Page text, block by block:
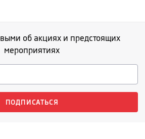
об акциях и предстоящих
мероприятиях
ПОДПИСАТЬСЯ